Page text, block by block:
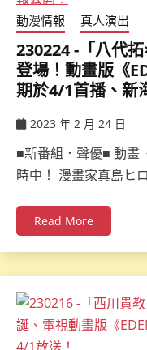
動漫情報 真人演出
230224 -「八代
登場！動畫版《
期於4/1首播、新
2023 年 2 月 24 日
■新番組．聲優■ 動畫
時中！ 漫畫家真島ヒ
Read More